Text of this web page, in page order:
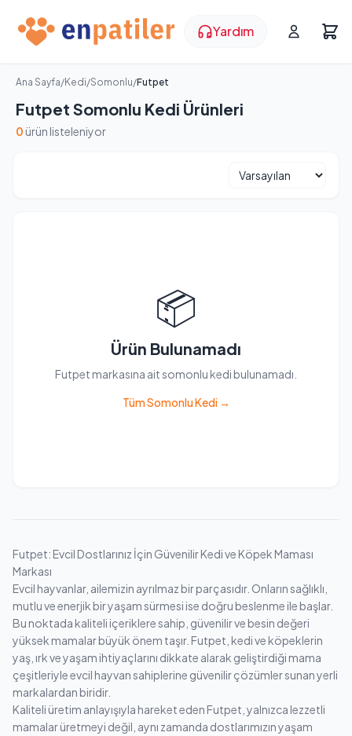
Yardım
Ana Sayfa/Kedi/Somonlu/Futpet
Futpet Somonlu Kedi Ürünleri
0 ürün listeleniyor
📦
Ürün Bulunamadı
Futpet markasına ait somonlu kedi bulunamadı.
Tüm Somonlu Kedi →
Futpet: Evcil Dostlarınız İçin Güvenilir Kedi ve Köpek Maması
Markası
Evcil hayvanlar, ailemizin ayrılmaz bir parçasıdır. Onların sağlıklı,
mutlu ve enerjik bir yaşam sürmesi ise doğru beslenme ile başlar.
Bu noktada kaliteli içeriklere sahip, güvenilir ve besin değeri
yüksek mamalar büyük önem taşır. Futpet, kedi ve köpeklerin
yaş, ırk ve yaşam ihtiyaçlarını dikkate alarak geliştirdiği mama
çeşitleriyle evcil hayvan sahiplerine güvenilir çözümler sunan yerli
markalardan biridir.
Kaliteli üretim anlayışıyla hareket eden Futpet, yalnızca lezzetli
mamalar üretmeyi değil, aynı zamanda dostlarımızın yaşam